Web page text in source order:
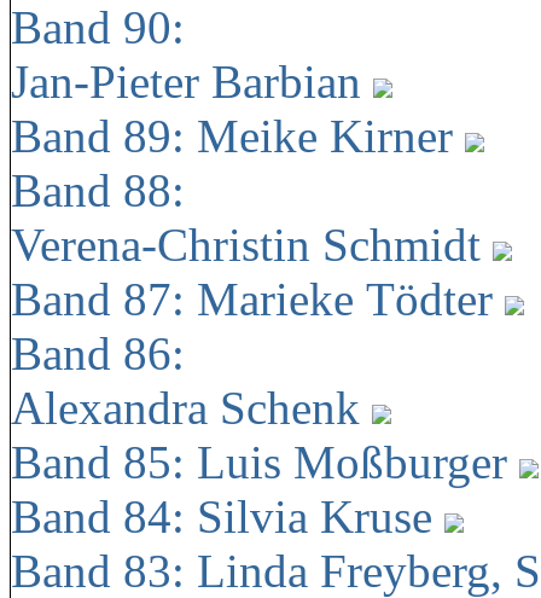
Band 90:
Jan-Pieter Barbian
Band 89: Meike Kirner
Band 88:
Verena-Christin Schmidt
Band 87: Marieke Tödter
Band 86:
Alexandra Schenk
Band 85: Luis Moßburger
Band 84: Silvia Kruse
Band 83: Linda Freyberg,